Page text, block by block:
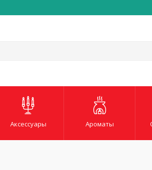
Аксессуары Ароматы